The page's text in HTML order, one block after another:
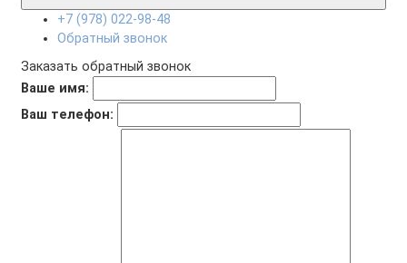
+7 (978) 022-98-48
Обратный звонок
Заказать обратный звонок
Ваше имя:
Ваш телефон: